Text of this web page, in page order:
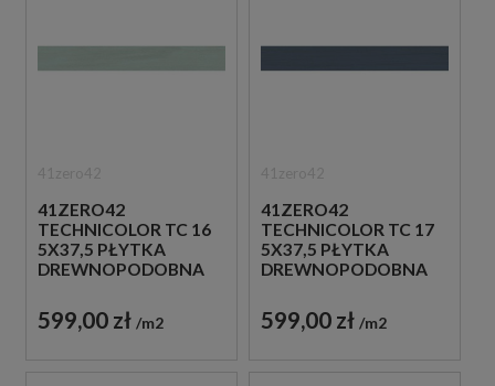
41ZERO42
TECHNICOLOR TC 16
5X37,5 PŁYTKA
DREWNOPODOBNA
599,00 zł m2
41ZERO42
TECHNICOLOR TC 17
5X37,5 PŁYTKA
DREWNOPODOBNA
599,00 zł m2